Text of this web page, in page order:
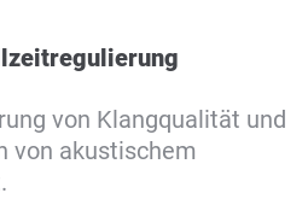
von Klangqualität und
von akustischem